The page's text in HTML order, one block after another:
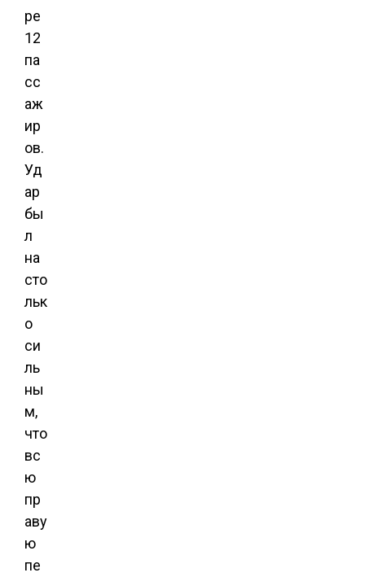
ре
12
па
сс
аж
ир
ов.
Уд
ар
бы
л
на
сто
льк
о
си
ль
ны
м,
что
вс
ю
пр
аву
ю
пе